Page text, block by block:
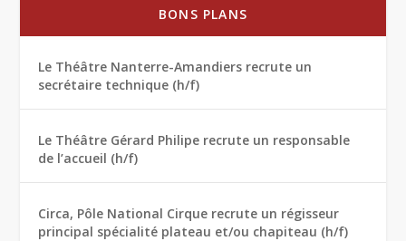
BONS PLANS
Le Théâtre Nanterre-Amandiers recrute un
secrétaire technique (h/f)
Le Théâtre Gérard Philipe recrute un responsable
de l’accueil (h/f)
Circa, Pôle National Cirque recrute un régisseur
principal spécialité plateau et/ou chapiteau (h/f)